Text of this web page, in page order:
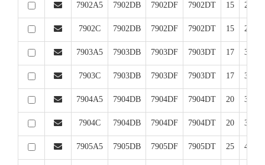
7902A5 7902DB 7902DF 7902DT 15 28
7902C 7902DB 7902DF 7902DT 15 28
7903A5 7903DB 7903DF 7903DT 17 30
7903C 7903DB 7903DF 7903DT 17 30
7904A5 7904DB 7904DF 7904DT 20 37
7904C 7904DB 7904DF 7904DT 20 37
7905A5 7905DB 7905DF 7905DT 25 42